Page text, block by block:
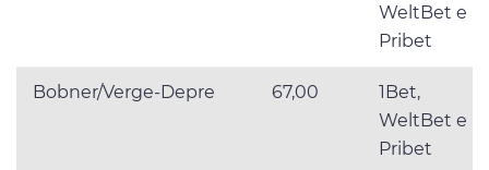
WeltBet e
Pribet
Bobner/Verge-Depre 67,00
1Bet,
WeltBet e
Pribet